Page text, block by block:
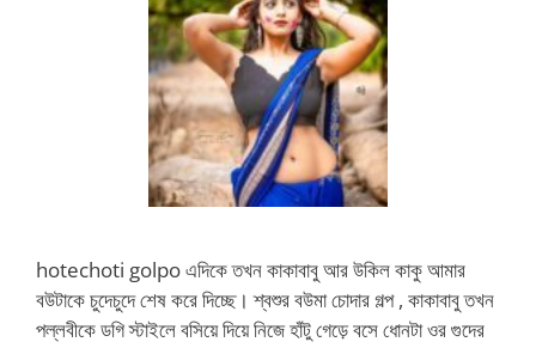
hotechoti golpo এদিকে তখন কাকাবাবু আর উকিল কাকু আমার
বউটাকে চুদেচুদে শেষ করে দিচ্ছে। শ্বশুর বউমা চোদার গল্প , কাকাবাবু তখন
পল্লবীকে ডগি স্টাইলে বসিয়ে দিয়ে নিজে হাঁটু গেড়ে বসে ধোনটা ওর গুদের